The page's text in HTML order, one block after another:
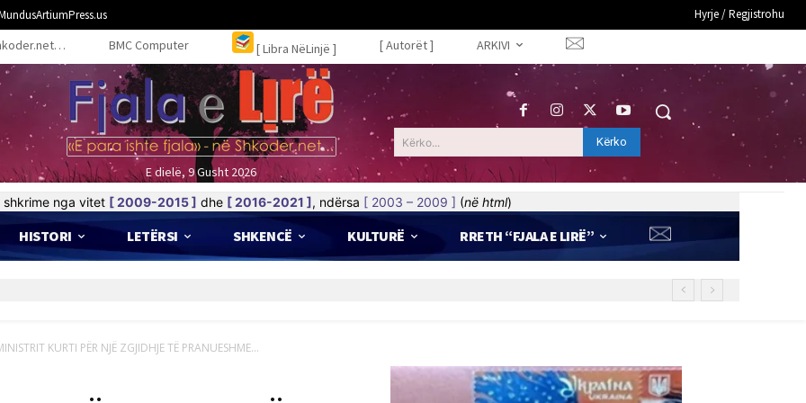
Hyrje / Regjistrohu
BMC Computer [ Libra NëLinjë ] [ Autorët ] ARKIVI
E dielë, 9 Gusht 2026
Kërko... Kërko
nga vitet [ 2009-2015 ] dhe [ 2016-2021 ], ndërsa [ 2003 – 2009 ] (në html)
HISTORI LETËRSI SHKENCË KULTURË RRETH “FJALA E LIRË”
KURTI PËR NJË ZGJIDHJE TË PRANUESHME...